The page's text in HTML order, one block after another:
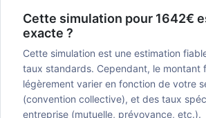
Cette simulation pour 1642€
exacte ?
Cette simulation est une estimation
taux standards. Cependant, le montant
légèrement varier en fonction de votre
(convention collective), et des taux
entreprise (mutuelle, prévoyance, etc.).